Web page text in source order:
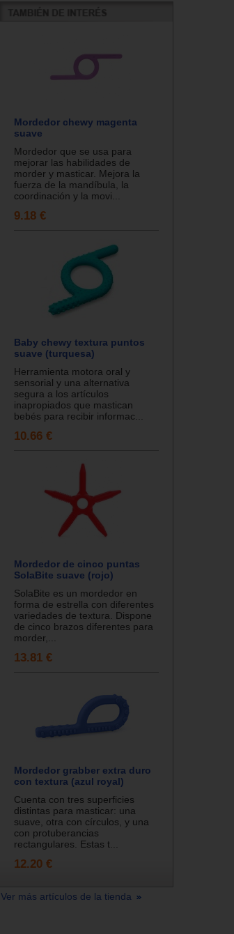
Mordedor chewy magenta
suave
Mordedor que se usa para
mejorar las habilidades de
morder y masticar. Mejora la
fuerza de la mandíbula, la
coordinación y la movi...
9.18 €
Baby chewy textura puntos
suave (turquesa)
Herramienta motora oral y
sensorial y una alternativa
segura a los artículos
inapropiados que mastican
bebés para recibir informac...
10.66 €
Mordedor de cinco puntas
SolaBite suave (rojo)
SolaBite es un mordedor en
forma de estrella con diferentes
variedades de textura. Dispone
de cinco brazos diferentes para
morder,...
13.81 €
Mordedor grabber extra duro
con textura (azul royal)
Cuenta con tres superficies
distintas para masticar: una
suave, otra con círculos, y una
con protuberancias
rectangulares. Estas t...
12.20 €
Ver más artículos de la tienda